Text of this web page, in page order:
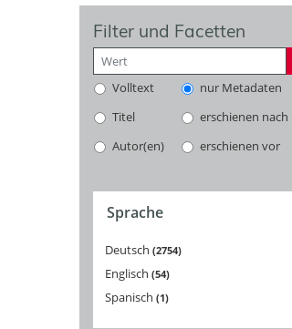
Filter und Facetten
Volltext
nur Metadaten
Titel
erschienen nach
Autor(en)
erschienen vor
Sprache
Deutsch 2754
Englisch 54
Spanisch 1